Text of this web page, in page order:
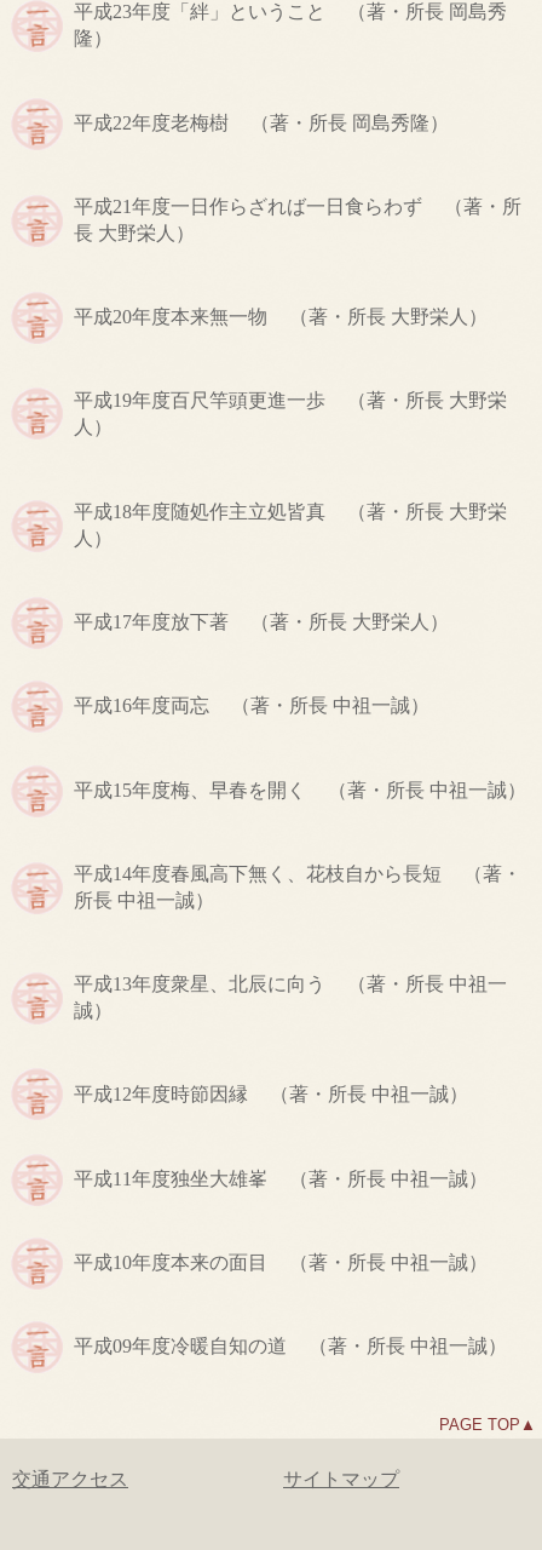
平成23年度「絆」ということ
（著・所長 岡島秀
隆）
平成22年度老梅樹 （著・所長 岡島秀隆）
平成21年度一日作らざれば一日食らわず
（著・所
長 大野栄人）
平成20年度本来無一物 （著・所長 大野栄人）
平成19年度 百尺竿頭更進一歩
（著・所長 大野栄
人）
平成18年度随処作主立処皆真
（著・所長 大野栄
人）
平成17年度放下著 （著・所長 大野栄人）
平成16年度両忘 （著・所長 中祖一誠）
平成15年度梅、早春を開く （著・所長 中祖一誠）
平成14年度春風高下無く、花枝自から長短
（著・
所長 中祖一誠）
平成13年度衆星、北辰に向う
（著・所長 中祖一
誠）
平成12年度時節因縁 （著・所長 中祖一誠）
平成11年度独坐大雄峯 （著・所長 中祖一誠）
平成10年度本来の面目 （著・所長 中祖一誠）
平成09年度冷暖自知の道 （著・所長 中祖一誠）
PAGE TOP▲
交通アクセス サイトマップ